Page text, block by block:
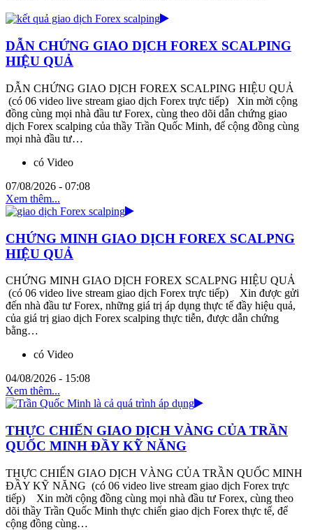
DẪN CHỨNG GIAO DỊCH FOREX SCALPING
HIỆU QUẢ
DẪN CHỨNG GIAO DỊCH FOREX SCALPING HIỆU QUẢ
(có 06 video live stream giao dịch Forex trực tiếp) Xin mời cộng
đồng cùng mọi nhà đầu tư Forex, cùng theo dõi dẫn chứng giao
dịch Forex scalping của thầy Trần Quốc Minh, để cộng đồng cùng
mọi nhà đầu tư…
có Video
07/08/2026 - 07:08
Xem thêm...
CHỨNG MINH GIAO DỊCH FOREX SCALPNG
HIỆU QUẢ
CHỨNG MINH GIAO DỊCH FOREX SCALPNG HIỆU QUẢ
(có 06 video live stream giao dịch Forex trực tiếp) Xin được gửi
đến nhà đầu tư Forex, những giá trị áp dụng thực tế đầy hiệu quả,
của giá trị giao dịch Forex scalping thực tiễn, được dẫn chứng
bằng…
có Video
04/08/2026 - 15:08
Xem thêm...
THỰC CHIẾN GIAO DỊCH VÀNG CỦA TRẦN
QUỐC MINH ĐẦY KỸ NĂNG
THỰC CHIẾN GIAO DỊCH VÀNG CỦA TRẦN QUỐC MINH
ĐẦY KỸ NĂNG (có 06 video live stream giao dịch Forex trực
tiếp) Xin mời cộng đồng cùng mọi nhà đầu tư Forex, cùng theo
dõi thầy Trần Quốc Minh thực chiến giao dịch Forex thực tế, để
cộng đồng cùng…